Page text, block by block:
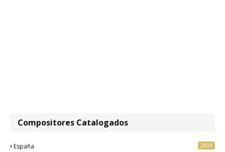
Compositores Catalogados
España 2009